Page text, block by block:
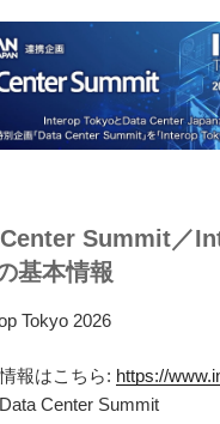
Center Summit／
基本情報
Tokyo 2026
報はこちら: https://
Center Summit